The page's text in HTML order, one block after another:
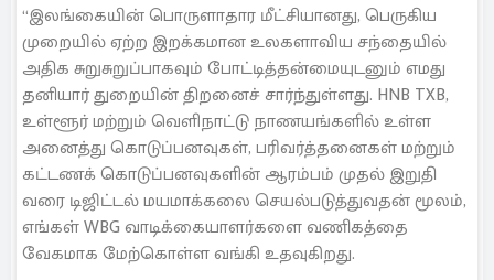
“இலங்கையின் பொருளாதார மீட்சியானது, பெருகிய
முறையில் ஏற்ற இறக்கமான உலகளாவிய சந்தையில்
அதிக சுறுசுறுப்பாகவும் போட்டித்தன்மையுடனும் எமது
தனியார் துறையின் திறனைச் சார்ந்துள்ளது. HNB TXB,
உள்ளூர் மற்றும் வெளிநாட்டு நாணயங்களில் உள்ள
அனைத்து கொடுப்பனவுகள், பரிவர்த்தனைகள் மற்றும்
கட்டணக் கொடுப்பனவுகளின் ஆரம்பம் முதல் இறுதி
வரை டிஜிட்டல் மயமாக்கலை செயல்படுத்துவதன் மூலம்,
எங்கள் WBG வாடிக்கையாளர்களை வணிகத்தை
வேகமாக மேற்கொள்ள வங்கி உதவுகிறது.